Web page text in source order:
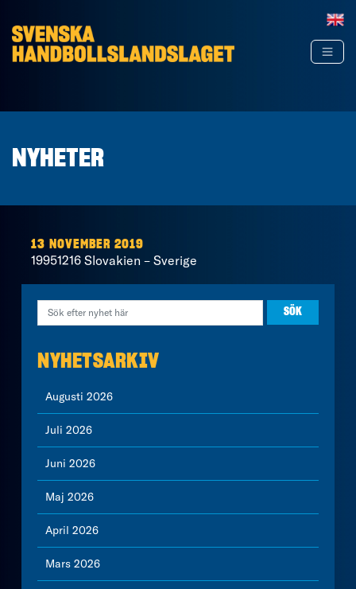
NYHETER
13 NOVEMBER 2019
19951216 Slovakien – Sverige
NYHETSARKIV
Augusti 2026
Juli 2026
Juni 2026
Maj 2026
April 2026
Mars 2026